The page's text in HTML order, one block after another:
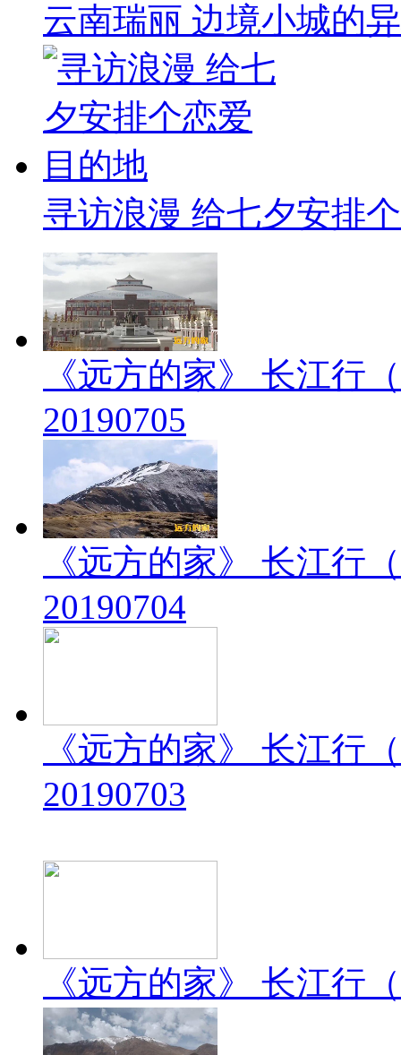
云南瑞丽 边境小城的
寻访浪漫 给七夕安排
《远方的家》 长江行
20190705
《远方的家》 长江行
20190704
《远方的家》 长江行
20190703
《远方的家》 长江行